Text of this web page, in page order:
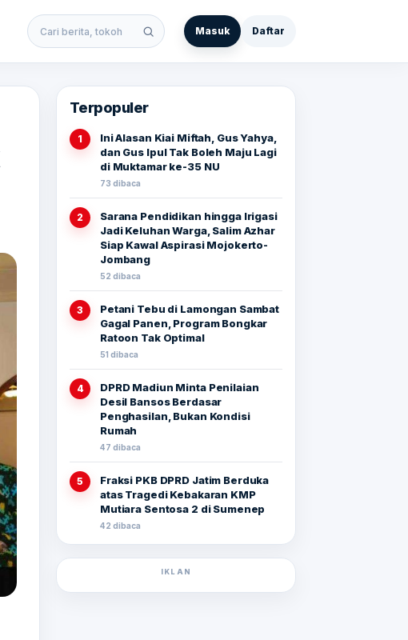
Cari berita
Masuk Daftar
Terpopuler
1
Ini Alasan Kiai Miftah, Gus Yahya,
dan Gus Ipul Tak Boleh Maju Lagi
di Muktamar ke-35 NU
73 dibaca
2
Sarana Pendidikan hingga Irigasi
Jadi Keluhan Warga, Salim Azhar
Siap Kawal Aspirasi Mojokerto-
Jombang
52 dibaca
3
Petani Tebu di Lamongan Sambat
Gagal Panen, Program Bongkar
Ratoon Tak Optimal
51 dibaca
4
DPRD Madiun Minta Penilaian
Desil Bansos Berdasar
Penghasilan, Bukan Kondisi
Rumah
47 dibaca
5
Fraksi PKB DPRD Jatim Berduka
atas Tragedi Kebakaran KMP
Mutiara Sentosa 2 di Sumenep
42 dibaca
IKLAN